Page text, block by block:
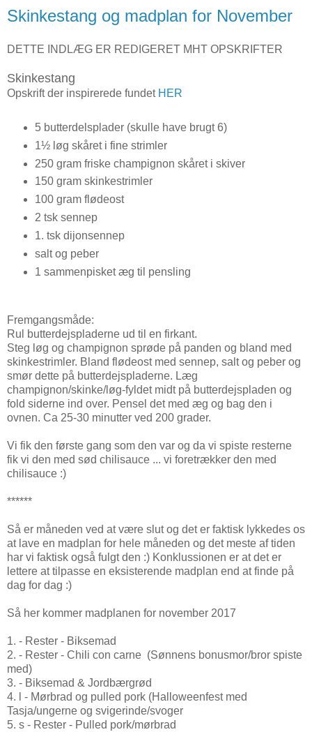
Skinkestang og madplan for November
DETTE INDLÆG ER REDIGERET MHT OPSKRIFTER
Skinkestang
Opskrift der inspirerede fundet HER
5 butterdelsplader (skulle have brugt 6)
1½ løg skåret i fine strimler
250 gram friske champignon skåret i skiver
150 gram skinkestrimler
100 gram flødeost
2 tsk sennep
1. tsk dijonsennep
salt og peber
1 sammenpisket æg til pensling
Fremgangsmåde:
Rul butterdejspladerne ud til en firkant.
Steg løg og champignon sprøde på panden og bland med
skinkestrimler. Bland flødeost med sennep, salt og peber og
smør dette på butterdejspladerne. Læg
champignon/skinke/løg-fyldet midt på butterdejspladen og
fold siderne ind over. Pensel det med æg og bag den i
ovnen. Ca 25-30 minutter ved 200 grader.
Vi fik den første gang som den var og da vi spiste resterne
fik vi den med sød chilisauce ... vi foretrækker den med
chilisauce :)
******
Så er måneden ved at være slut og det er faktisk lykkedes os
at lave en madplan for hele måneden og det meste af tiden
har vi faktisk også fulgt den :) Konklussionen er at det er
lettere at tilpasse en eksisterende madplan end at finde på
dag for dag :)
Så her kommer madplanen for november 2017
1. - Rester - Biksemad
2. - Rester - Chili con carne (Sønnens bonusmor/bror spiste
med)
3. - Biksemad & Jordbærgrød
4. l - Mørbrad og pulled pork (Halloweenfest med
Tasja/ungerne og svigerinde/svoger
5. s - Rester - Pulled pork/mørbrad